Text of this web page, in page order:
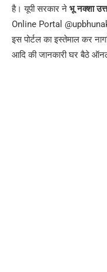
है। यूपी सरकार ने भू नक्शा
Online Portal
इस पोर्टल का इस्तेमाल कर
आदि की जानकारी घर बैठे